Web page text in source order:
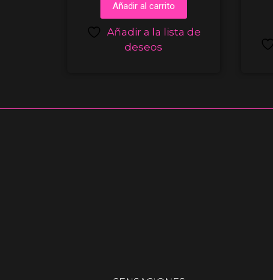
Añadir al carrito
Añadir a la lista de
deseos